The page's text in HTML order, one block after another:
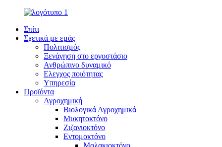
Σπίτι
Σχετικά με εμάς
Πολιτισμός
Ξενάγηση στο εργοστάσιο
Ανθρώπινο δυναμικό
Ελεγχος ποιότητας
Υπηρεσία
Προϊόντα
Αγροχημική
Βιολογικά Αγροχημικά
Μυκητοκτόνο
Ζιζανιοκτόνο
Εντομοκτόνο
Μαλακιοκτόνο